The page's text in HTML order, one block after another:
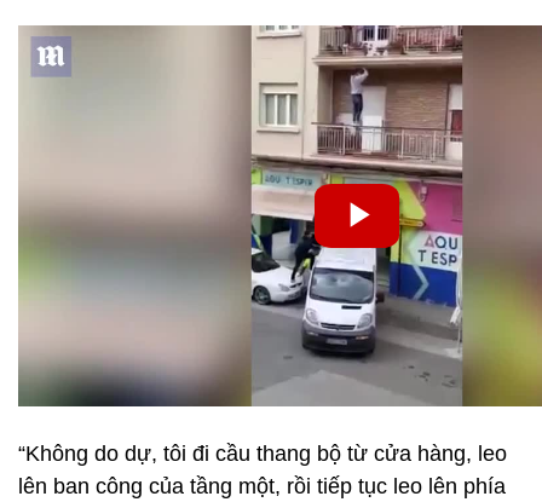
“Không do dự, tôi đi cầu thang bộ từ cửa hàng, leo
lên ban công của tầng một, rồi tiếp tục leo lên phía